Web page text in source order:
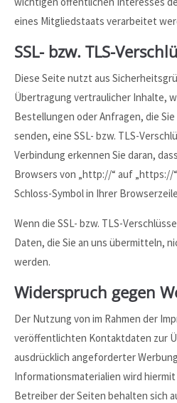
eines Mitgliedstaats verarbeitet
SSL- bzw. TLS-
Diese Seite nutzt aus
Übertragung vertraulicher Inhalte,
Bestellungen oder Anfragen, die
senden, eine SSL- bzw. TLS-
Verbindung erkennen Sie daran,
Browsers von „http://“ auf „https://
Schloss-Symbol in Ihrer
Wenn die SSL- bzw. TLS-
Daten, die Sie an uns übermitteln,
werden.
Widerspruch gegen
Der Nutzung von im Rahmen der
veröffentlichten Kontaktdaten zur
ausdrücklich angeforderter
Informationsmaterialien wird
Betreiber der Seiten behalten sich